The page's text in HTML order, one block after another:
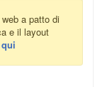
a patto di
e il layout